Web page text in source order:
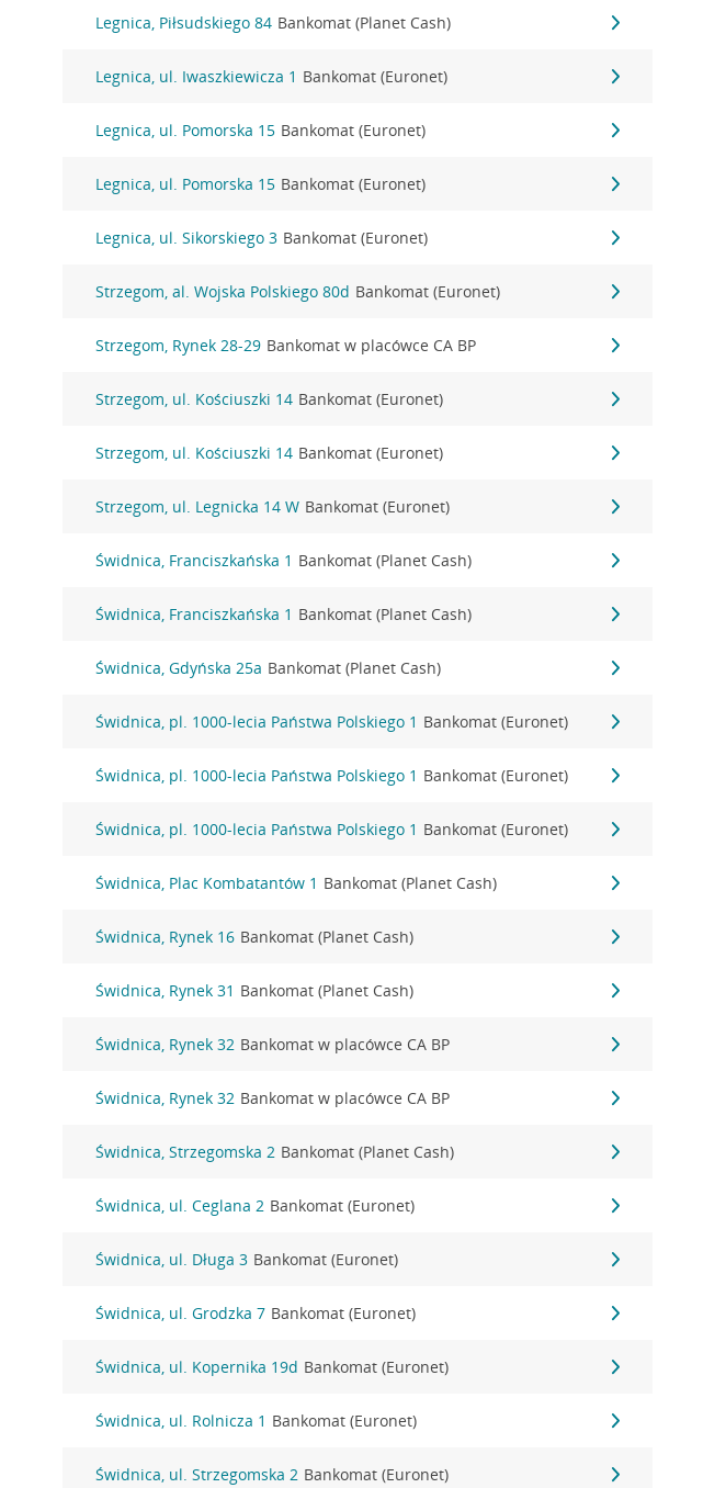
Legnica, Piłsudskiego 84 Bankomat (Planet Cash)
Legnica, ul. Iwaszkiewicza 1 Bankomat (Euronet)
Legnica, ul. Pomorska 15 Bankomat (Euronet)
Legnica, ul. Pomorska 15 Bankomat (Euronet)
Legnica, ul. Sikorskiego 3 Bankomat (Euronet)
Strzegom, al. Wojska Polskiego 80d Bankomat (Euronet)
Strzegom, Rynek 28-29 Bankomat w placówce CA BP
Strzegom, ul. Kościuszki 14 Bankomat (Euronet)
Strzegom, ul. Kościuszki 14 Bankomat (Euronet)
Strzegom, ul. Legnicka 14 W Bankomat (Euronet)
Świdnica, Franciszkańska 1 Bankomat (Planet Cash)
Świdnica, Franciszkańska 1 Bankomat (Planet Cash)
Świdnica, Gdyńska 25a Bankomat (Planet Cash)
Świdnica, pl. 1000-lecia Państwa Polskiego 1 Bankomat (Euronet)
Świdnica, pl. 1000-lecia Państwa Polskiego 1 Bankomat (Euronet)
Świdnica, pl. 1000-lecia Państwa Polskiego 1 Bankomat (Euronet)
Świdnica, Plac Kombatantów 1 Bankomat (Planet Cash)
Świdnica, Rynek 16 Bankomat (Planet Cash)
Świdnica, Rynek 31 Bankomat (Planet Cash)
Świdnica, Rynek 32 Bankomat w placówce CA BP
Świdnica, Rynek 32 Bankomat w placówce CA BP
Świdnica, Strzegomska 2 Bankomat (Planet Cash)
Świdnica, ul. Ceglana 2 Bankomat (Euronet)
Świdnica, ul. Długa 3 Bankomat (Euronet)
Świdnica, ul. Grodzka 7 Bankomat (Euronet)
Świdnica, ul. Kopernika 19d Bankomat (Euronet)
Świdnica, ul. Rolnicza 1 Bankomat (Euronet)
Świdnica, ul. Strzegomska 2 Bankomat (Euronet)